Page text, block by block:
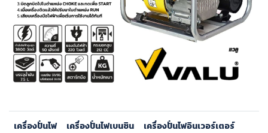
เครื่องปั่นไฟ เครื่องปั่นไฟเบนซิน
เครื่องปั่นไฟอินเวอร์เตอร์